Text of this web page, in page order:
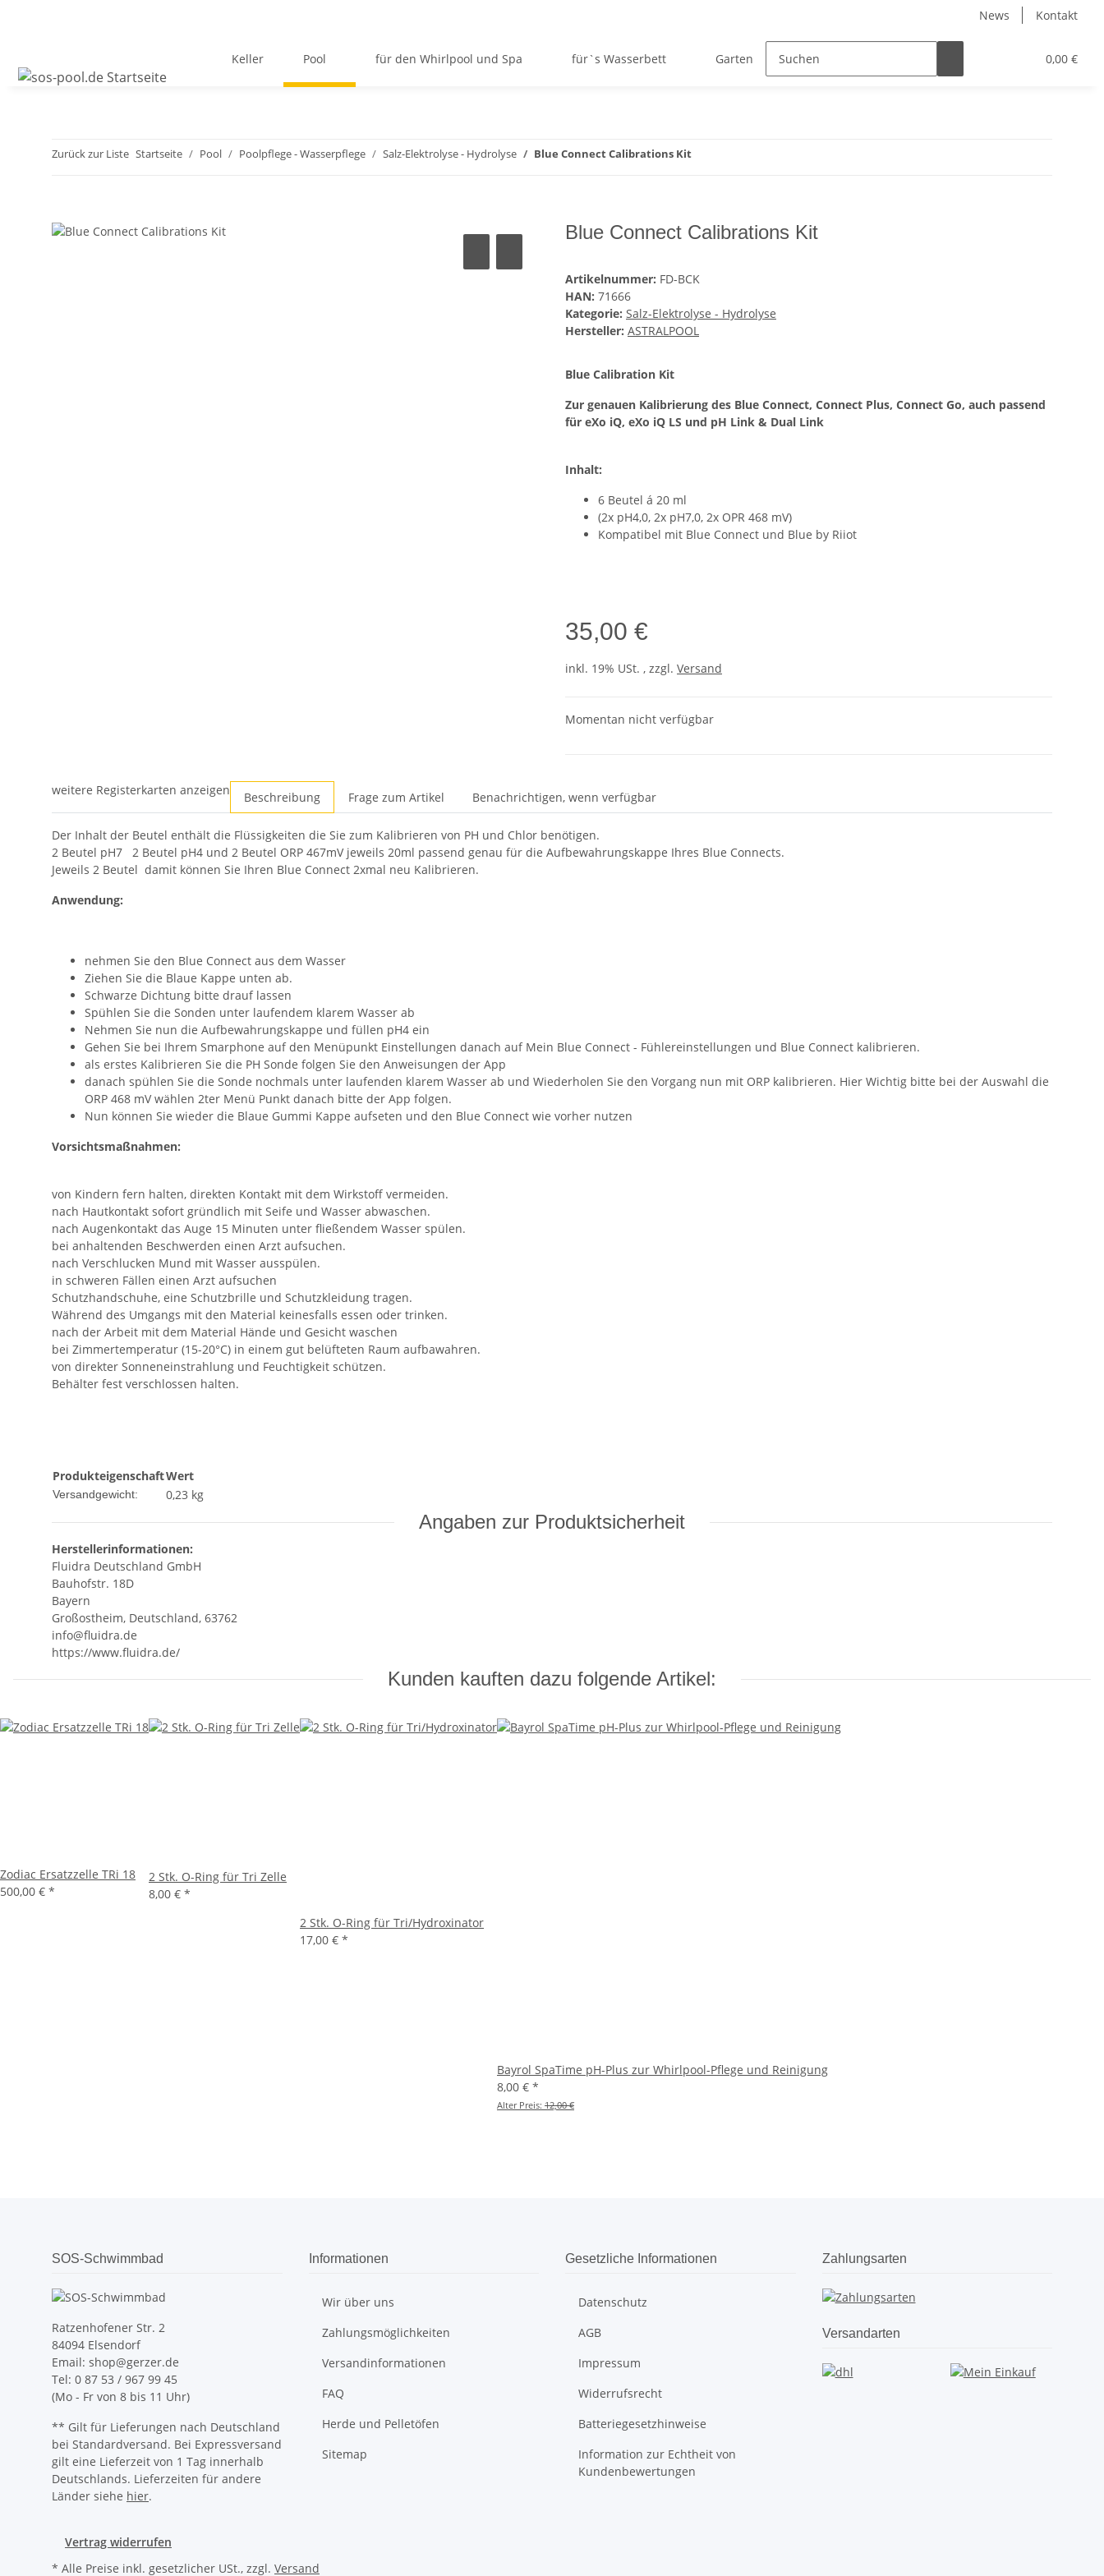
News Kontakt
0,00 €
Keller Pool für den Whirlpool und Spa für`s Wasserbett Gartenduschen und Saunazubehör Herde
Zurück zur Liste Startseite Pool Poolpflege - Wasserpflege Salz-Elektrolyse - Hydrolyse Blue Connect Calibrations Kit
Blue Connect Calibrations Kit
Artikelnummer: FD-BCK
HAN: 71666
Kategorie: Salz-Elektrolyse - Hydrolyse
Hersteller: ASTRALPOOL
Blue Calibration Kit
Zur genauen Kalibrierung des Blue Connect, Connect Plus, Connect Go, auch passend
für eXo iQ, eXo iQ LS und pH Link & Dual Link
Inhalt:
6 Beutel á 20 ml
(2x pH4,0, 2x pH7,0, 2x OPR 468 mV)
Kompatibel mit Blue Connect und Blue by Riiot
35,00 €
inkl. 19% USt. , zzgl. Versand
Momentan nicht verfügbar
weitere Registerkarten anzeigen Beschreibung Frage zum Artikel Benachrichtigen, wenn verfügbar
Der Inhalt der Beutel enthält die Flüssigkeiten die Sie zum Kalibrieren von PH und Chlor benötigen.
2 Beutel pH7 2 Beutel pH4 und 2 Beutel ORP 467mV jeweils 20ml passend genau für die Aufbewahrungskappe Ihres Blue Connects.
Jeweils 2 Beutel damit können Sie Ihren Blue Connect 2xmal neu Kalibrieren.
Anwendung:
nehmen Sie den Blue Connect aus dem Wasser
Ziehen Sie die Blaue Kappe unten ab.
Schwarze Dichtung bitte drauf lassen
Spühlen Sie die Sonden unter laufendem klarem Wasser ab
Nehmen Sie nun die Aufbewahrungskappe und füllen pH4 ein
Gehen Sie bei Ihrem Smarphone auf den Menüpunkt Einstellungen danach auf Mein Blue Connect - Fühlereinstellungen und Blue Connect kalibrieren.
als erstes Kalibrieren Sie die PH Sonde folgen Sie den Anweisungen der App
danach spühlen Sie die Sonde nochmals unter laufenden klarem Wasser ab und Wiederholen Sie den Vorgang nun mit ORP kalibrieren. Hier Wichtig bitte bei der Auswahl die
ORP 468 mV wählen 2ter Menü Punkt danach bitte der App folgen.
Nun können Sie wieder die Blaue Gummi Kappe aufseten und den Blue Connect wie vorher nutzen
Vorsichtsmaßnahmen:
von Kindern fern halten, direkten Kontakt mit dem Wirkstoff vermeiden.
nach Hautkontakt sofort gründlich mit Seife und Wasser abwaschen.
nach Augenkontakt das Auge 15 Minuten unter fließendem Wasser spülen.
bei anhaltenden Beschwerden einen Arzt aufsuchen.
nach Verschlucken Mund mit Wasser ausspülen.
in schweren Fällen einen Arzt aufsuchen
Schutzhandschuhe, eine Schutzbrille und Schutzkleidung tragen.
Während des Umgangs mit den Material keinesfalls essen oder trinken.
nach der Arbeit mit dem Material Hände und Gesicht waschen
bei Zimmertemperatur (15-20°C) in einem gut belüfteten Raum aufbawahren.
von direkter Sonneneinstrahlung und Feuchtigkeit schützen.
Behälter fest verschlossen halten.
ProdukteigenschaftWert
Versandgewicht: 0,23 kg
Angaben zur Produktsicherheit
Herstellerinformationen:
Fluidra Deutschland GmbH
Bauhofstr. 18D
Bayern
Großostheim, Deutschland, 63762
info@fluidra.de
https://www.fluidra.de/
Kunden kauften dazu folgende Artikel:
Zodiac Ersatzzelle TRi 18
500,00 € *
2 Stk. O-Ring für Tri Zelle
8,00 € *
2 Stk. O-Ring für Tri/Hydroxinator
17,00 € *
Bayrol SpaTime pH-Plus zur Whirlpool-Pflege und Reinigung
8,00 € *
Alter Preis: 12,00 €
SOS-Schwimmbad
Ratzenhofener Str. 2
84094 Elsendorf
Email: shop@gerzer.de
Tel: 0 87 53 / 967 99 45
(Mo - Fr von 8 bis 11 Uhr)
** Gilt für Lieferungen nach Deutschland
bei Standardversand. Bei Expressversand
gilt eine Lieferzeit von 1 Tag innerhalb
Deutschlands. Lieferzeiten für andere
Länder siehe hier.
Informationen
Wir über uns
Zahlungsmöglichkeiten
Versandinformationen
FAQ
Herde und Pelletöfen
Sitemap
Gesetzliche Informationen
Datenschutz
AGB
Impressum
Widerrufsrecht
Batteriegesetzhinweise
Information zur Echtheit von
Kundenbewertungen
Zahlungsarten
Versandarten
Vertrag widerrufen
* Alle Preise inkl. gesetzlicher USt., zzgl. Versand